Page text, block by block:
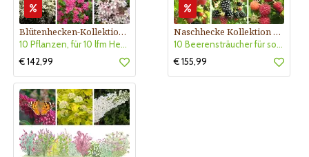
Blütenhecken-Kollektion Nr. 401
10 Pflanzen, für 10 lfm Hecke, sonnig
€ 142,99
Naschhecke Kollektion Nr. 420
10 Beerensträucher für sonnigen Standort- niedrig wachsend
€ 155,99